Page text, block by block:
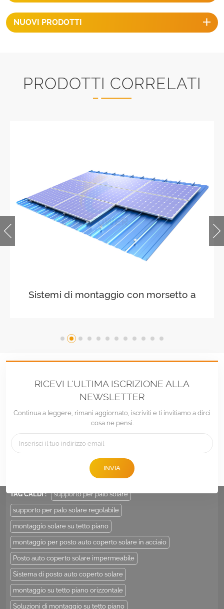
NUOVI PRODOTTI
PRODOTTI CORRELATI
Sistemi di montaggio LongRail per
RICEVI L'ULTIMA ISCRIZIONE ALLA
NEWSLETTER
Continua a leggere, rimani aggiornato, iscriviti e ti invitiamo a dirci
cosa ne pensi.
INVIA
tel :
+86 -592-6212776
Sales@LandpowerSolar.com
Add : Unit 206-9, No 15, Duiying Road, Jimei District, Xiamen, China
TAG CALDI : supporto per palo solare
supporto per palo solare regolabile
montaggio solare su tetto piano
montaggio per posto auto coperto solare in acciaio
Posto auto coperto solare impermeabile
Sistema di posto auto coperto solare
montaggio su tetto piano orizzontale
Soluzioni di montaggio su tetto piano